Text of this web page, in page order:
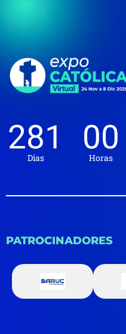
281
Dias
00
Horas
PATROCINADORES